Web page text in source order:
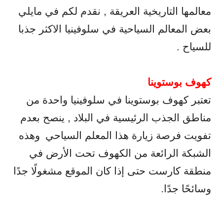
معالمها التاريخية العريقة , نقدم لكم في مايلي
بعض المعالم السياحية في سلوفينيا الاكثر جذبا
للسياح .
كهوف بوستوينا
تعتبر كهوف بوستوينا في سلوفينيا واحدة من
مناطق الجذب الرئيسية في البلاد , ينصح بعدم
تفويت فرصة زيارة هذا المعلم السياحي وهذه
الشبكة الرائعة من الكهوف تحت الأرض في
منطقة كارست حتى إذا كان الموقع مشغولًا جدًا
وسائحًا جدًا.